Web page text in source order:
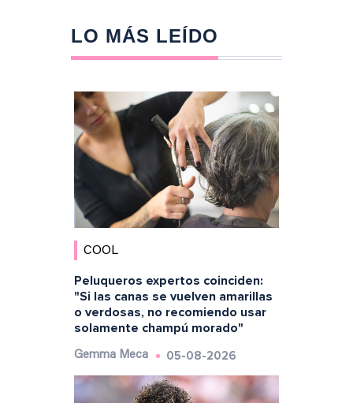
LO MÁS LEÍDO
COOL
Peluqueros expertos coinciden:
"Si las canas se vuelven amarillas
o verdosas, no recomiendo usar
solamente champú morado"
Gemma Meca 05-08-2026